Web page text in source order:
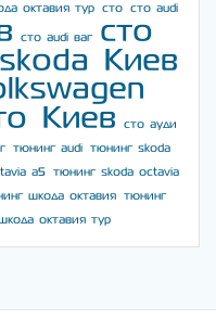
октавия тур сто сто audi
сто audi ваг
сто
Киев
Киев
сто ауди
тюнинг audi
тюнинг skoda
a5
тюнинг skoda octavia
шкода октавия
тюнинг
октавия тур